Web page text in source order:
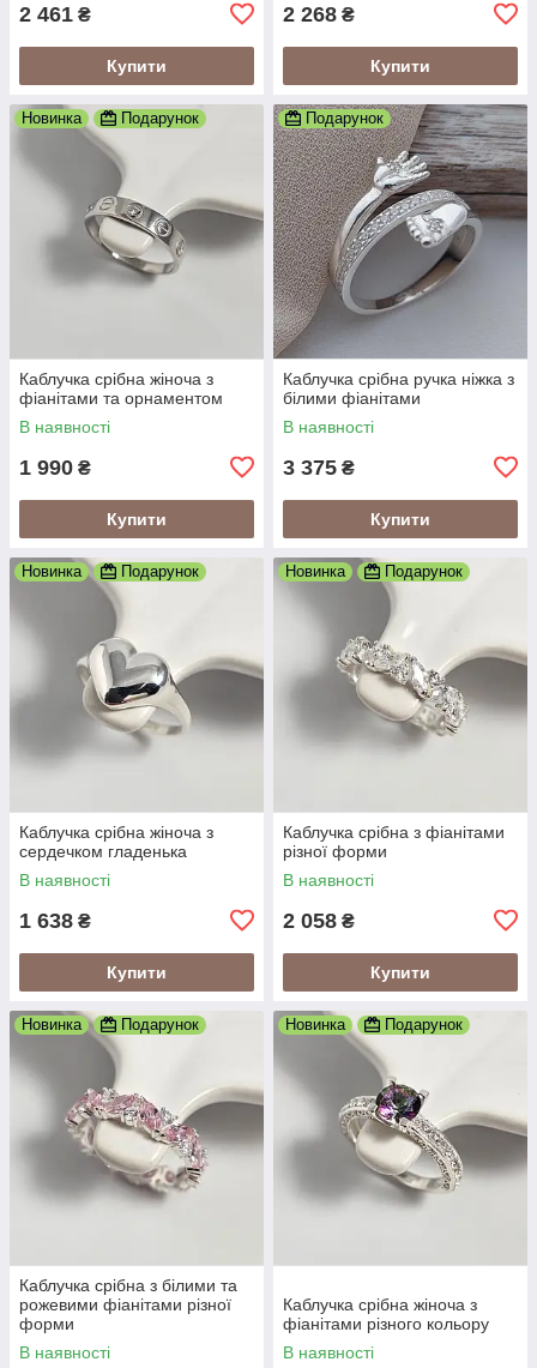
2 461 ₴
Купити
2 268 ₴
Купити
Новинка Подарунок
Каблучка срібна жіноча з
фіанітами та орнаментом
В наявності
1 990 ₴
Купити
Подарунок
Каблучка срібна ручка ніжка з
білими фіанітами
В наявності
3 375 ₴
Купити
Новинка Подарунок
Каблучка срібна жіноча з
сердечком гладенька
В наявності
1 638 ₴
Купити
Новинка Подарунок
Каблучка срібна з фіанітами
різної форми
В наявності
2 058 ₴
Купити
Новинка Подарунок
Каблучка срібна з білими та
рожевими фіанітами різної
форми
В наявності
Новинка Подарунок
Каблучка срібна жіноча з
фіанітами різного кольору
В наявності